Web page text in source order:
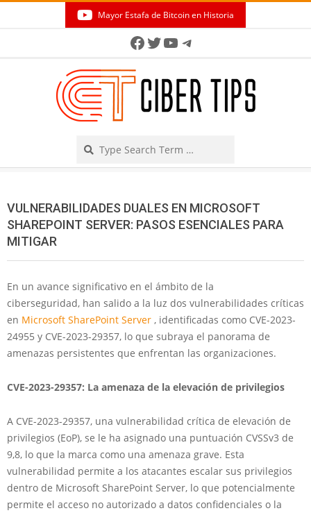
Mayor Estafa de Bitcoin en Historia
Facebook
Twitter
YouTube
Telegram
VULNERABILIDADES DUALES EN MICROSOFT
SHAREPOINT SERVER: PASOS ESENCIALES PARA
MITIGAR
En un avance significativo en el ámbito de la
ciberseguridad, han salido a la luz dos vulnerabilidades críticas
en Microsoft SharePoint Server , identificadas como CVE-2023-
24955 y CVE-2023-29357, lo que subraya el panorama de
amenazas persistentes que enfrentan las organizaciones.
CVE-2023-29357: La amenaza de la elevación de privilegios
A CVE-2023-29357, una vulnerabilidad crítica de elevación de
privilegios (EoP), se le ha asignado una puntuación CVSSv3 de
9,8, lo que la marca como una amenaza grave. Esta
vulnerabilidad permite a los atacantes escalar sus privilegios
dentro de Microsoft SharePoint Server, lo que potencialmente
permite el acceso no autorizado a datos confidenciales o la